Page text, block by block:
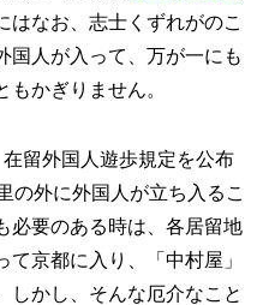
はなお、志士くずれがのこ
国人が入って、万が一にも
かぎりません。
在留外国人遊歩規定を公布
の外に外国人が立ち入るこ
必要のある時は、各居留地
京都に入り、「中村屋」
しかし、そんな厄介なこと